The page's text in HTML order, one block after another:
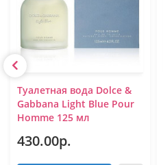
Туалетная вода Dolce &
Gabbana Light Blue Pour
Homme 125 мл
430.00р.